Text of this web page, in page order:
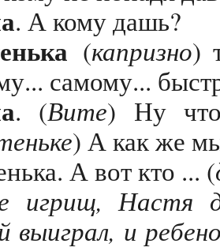
. А кому дашь?
(капризно)
самому...
. (Вите) Ну что
) А как же
А вот кто ... (
игрищ, Настя
выиграл, и